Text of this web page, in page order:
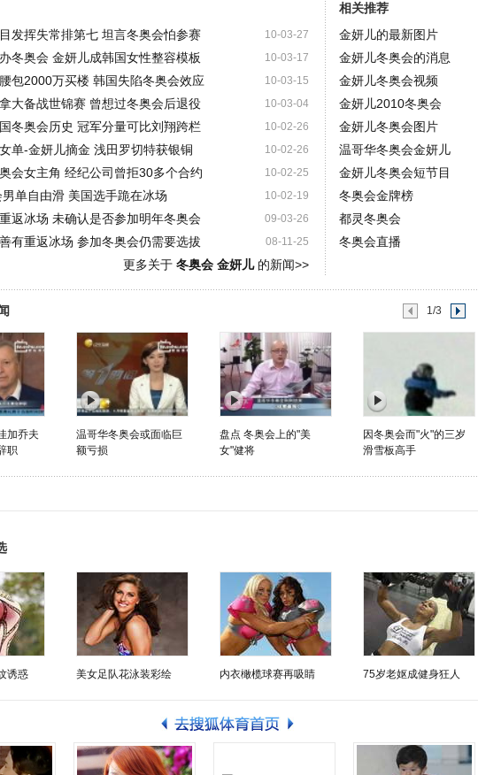
10-03-27
发挥失常排第七 坦言冬奥会怕参赛
10-03-17
冬奥会 金妍儿成韩国女性整容模板
10-03-15
包2000万买楼 韩国失陷冬奥会效应
10-03-04
大备战世锦赛 曾想过冬奥会后退役
10-02-26
冬奥会历史 冠军分量可比刘翔跨栏
10-02-26
单-金妍儿摘金 浅田罗切特获银铜
10-02-25
会女主角 经纪公司曾拒30多个合约
10-02-19
男单自由滑 美国选手跪在冰场
09-03-26
返冰场 未确认是否参加明年冬奥会
08-11-25
有重返冰场 参加冬奥会仍需要选拔
更多关于 冬奥会 金妍儿的新闻>>
相关推荐
金妍儿的最新图片
金妍儿冬奥会的消息
金妍儿冬奥会视频
金妍儿2010冬奥会
金妍儿冬奥会图片
温哥华冬奥会金妍儿
金妍儿冬奥会短节目
冬奥会金牌榜
都灵冬奥会
冬奥会直播
1/3
加乔夫
职
温哥华冬奥会或面临巨
额亏损
盘点 冬奥会上的"美
女"健将
因冬奥会而"火"的三岁
滑雪板高手
诱惑 美女足队花泳装彩绘 内衣橄榄球赛再吸睛 75岁老妪成健身狂人